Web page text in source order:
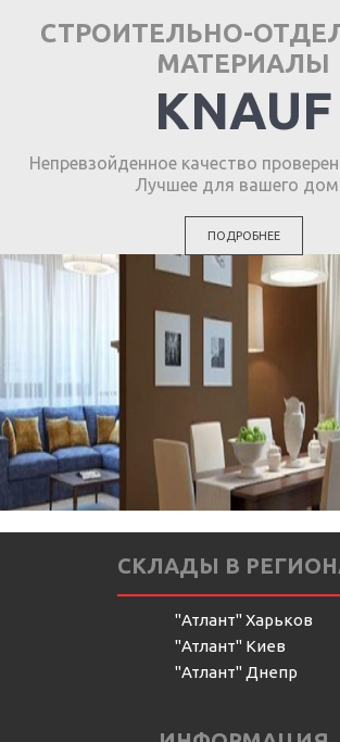
СТРОИТЕЛЬНО-
МАТЕРИАЛЫ
KNAUF
Непревзойденное качество
Лучшее для вашего
ПОДРОБНЕЕ
СКЛАДЫ В
"Атлант" Харьков
"Атлант" Киев
"Атлант" Днепр